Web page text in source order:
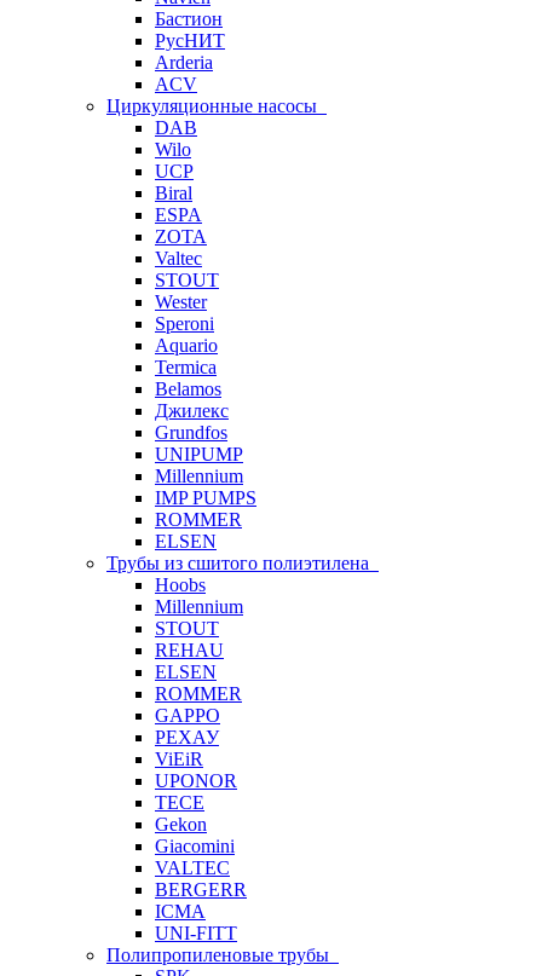
Бастион
РусНИТ
Arderia
ACV
Циркуляционные насосы
DAB
Wilo
UCP
Biral
ESPA
ZOTA
Valtec
STOUT
Wester
Speroni
Aquario
Termica
Belamos
Джилекс
Grundfos
UNIPUMP
Millennium
IMP PUMPS
ROMMER
ELSEN
Трубы из сшитого полиэтилена
Hoobs
Millennium
STOUT
REHAU
ELSEN
ROMMER
GAPPO
РЕХАУ
ViEiR
UPONOR
TECE
Gekon
Giacomini
VALTEC
BERGERR
ICMA
UNI-FITT
Полипропиленовые трубы